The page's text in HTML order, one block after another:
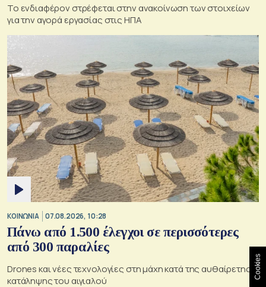
Το ενδιαφέρον στρέφεται στην ανακοίνωση των στοιχείων
για την αγορά εργασίας στις ΗΠΑ
ΚΟΙΝΩΝΙΑ 07.08.2026, 10:28
Πάνω από 1.500 έλεγχοι σε περισσότερες
από 300 παραλίες
Drones και νέες τεχνολογίες στη μάχη κατά της αυθαίρετης
κατάληψης του αιγιαλού
Cookies